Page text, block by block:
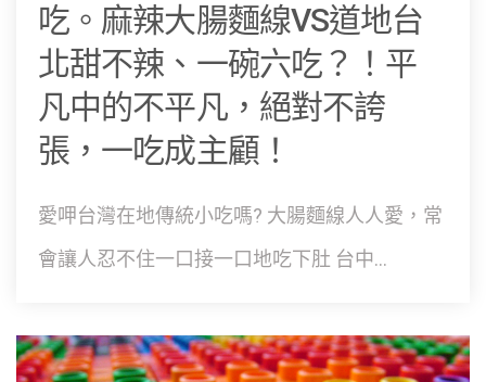
吃。麻辣大腸麵線VS道地台
北甜不辣、一碗六吃？！平
凡中的不平凡，絕對不誇
張，一吃成主顧！
愛呷台灣在地傳統小吃嗎? 大腸麵線人人愛，常
會讓人忍不住一口接一口地吃下肚 台中...